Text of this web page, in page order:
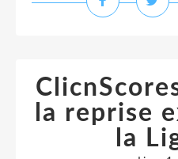
la reprise
la